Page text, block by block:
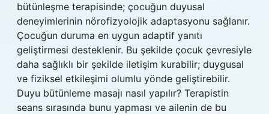
bütünleşme terapisinde; çocuğun duyusal
deneyimlerinin nörofizyolojik adaptasyonu sağlanır.
Çocuğun duruma en uygun adaptif yanıtı
geliştirmesi desteklenir. Bu şekilde çocuk çevresiyle
daha sağlıklı bir şekilde iletişim kurabilir; duygusal
ve fiziksel etkileşimi olumlu yönde geliştirebilir.
Duyu bütünleme masajı nasıl yapılır? Terapistin
seans sırasında bunu yapması ve ailenin de bu